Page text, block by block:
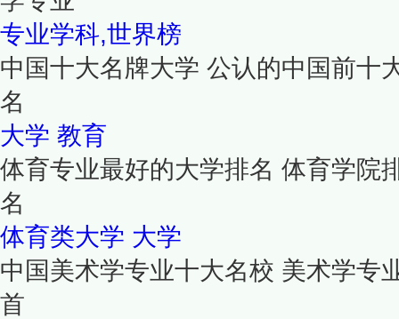
专业学科,世界榜
中国十大名牌大学 公认的中国前十
名
大学 教育
体育专业最好的大学排名 体育学院
名
体育类大学 大学
中国美术学专业十大名校 美术学专
首